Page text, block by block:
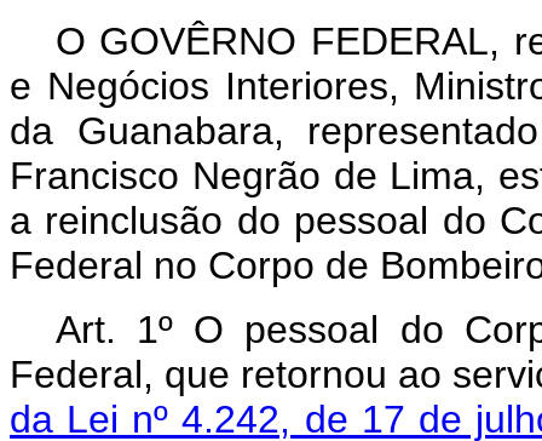
O GOVÊRNO FEDERAL,
e Negócios Interiores,
da Guanabara,
Francisco Negrão de Lima,
a reinclusão do pessoal do
Federal no Corpo de
Art. 1º O pessoal do
Federal, que retornou ao
da Lei nº 4.242, de 17 de